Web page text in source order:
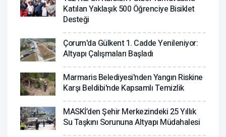
Katılan Yaklaşık 500 Öğrenciye Bisiklet
Desteği
Çorum'da Gülkent 1. Cadde Yenileniyor:
Altyapı Çalışmaları Başladı
Marmaris Belediyesi'nden Yangın Riskine
Karşı Beldibi'nde Kapsamlı Temizlik
MASKİ’den Şehir Merkezindeki 25 Yıllık
Su Taşkını Sorununa Altyapı Müdahalesi